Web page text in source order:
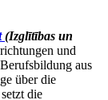
(Izglītības un
und
aus
über die
die